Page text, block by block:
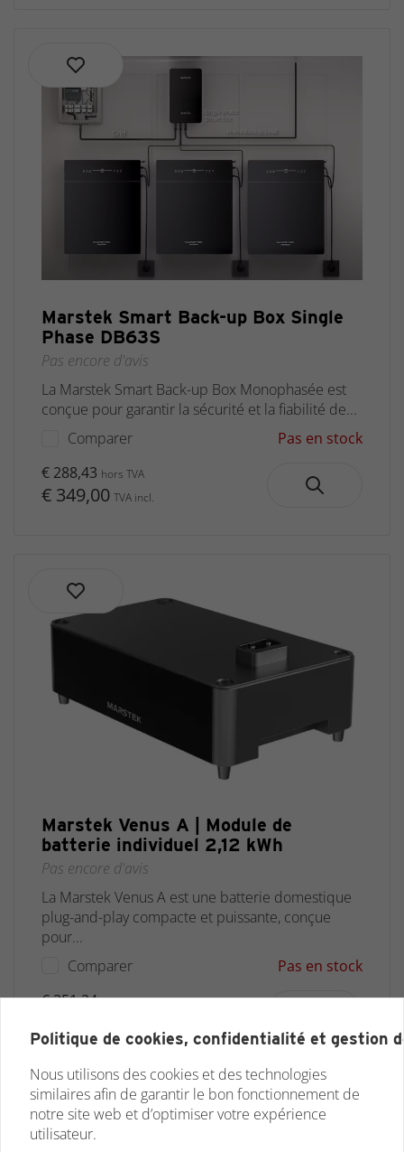
Marstek Smart Back-up Box Single
Phase DB63S
Pas encore d'avis
La Marstek Smart Back-up Box Monophasée est
conçue pour garantir la sécurité et la fiabilité de...
Comparer
Pas en stock
€ 288,43 hors TVA
€ 349,00 TVA incl.
Marstek Venus A | Module de
batterie individuel 2,12 kWh
Pas encore d'avis
La Marstek Venus A est une batterie domestique
plug-and-play compacte et puissante, conçue
pour...
Comparer
Pas en stock
€ 351,24 hors TVA
Politique de cookies, confidentialité et gestion
Nous utilisons des cookies et des technologies
similaires afin de garantir le bon fonctionnement de
notre site web et d’optimiser votre expérience
utilisateur.